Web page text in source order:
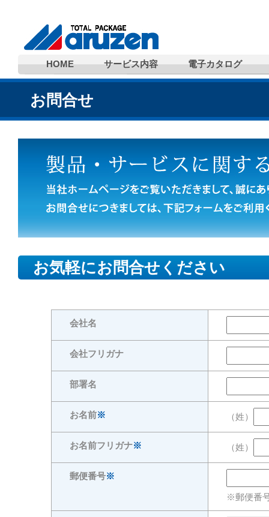
HOME サービス内容 電子カタログ
お問合せ
お気軽にお問合せください
会社名
会社フリガナ
部署名
お名前※ （姓）
お名前フリガナ※ （姓）
郵便番号※
※郵便番